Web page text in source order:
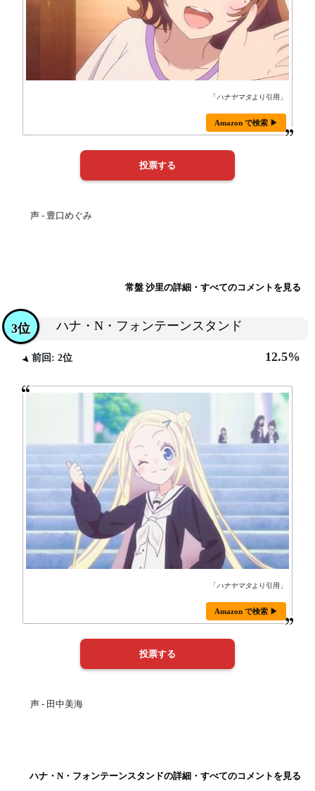
「ハナヤマタより引用」
Amazon で検索 ▶
声 - 豊口めぐみ
常盤 沙里の詳細・すべてのコメントを見る
ハナ・N・フォンテーンスタンド
3位
前回: 2位 12.5%
「ハナヤマタより引用」
Amazon で検索 ▶
声 - 田中美海
ハナ・N・フォンテーンスタンドの詳細・すべてのコメントを見る